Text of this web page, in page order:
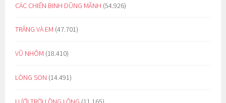
CÁC CHIẾN BINH DŨNG MÃNH (54.926)
TRĂNG VÀ EM (47.701)
VŨ NHÔM (18.410)
LÒNG SON (14.491)